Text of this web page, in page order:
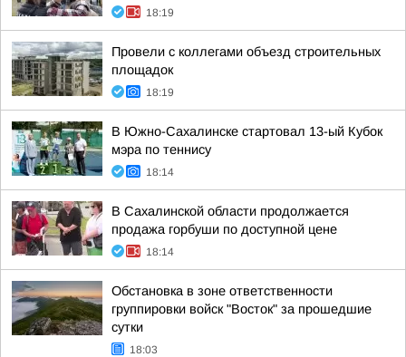
18:19
Провели с коллегами объезд строительных
площадок
18:19
В Южно-Сахалинске стартовал 13-ый Кубок
мэра по теннису
18:14
В Сахалинской области продолжается
продажа горбуши по доступной цене
18:14
Обстановка в зоне ответственности
группировки войск "Восток" за прошедшие
сутки
18:03